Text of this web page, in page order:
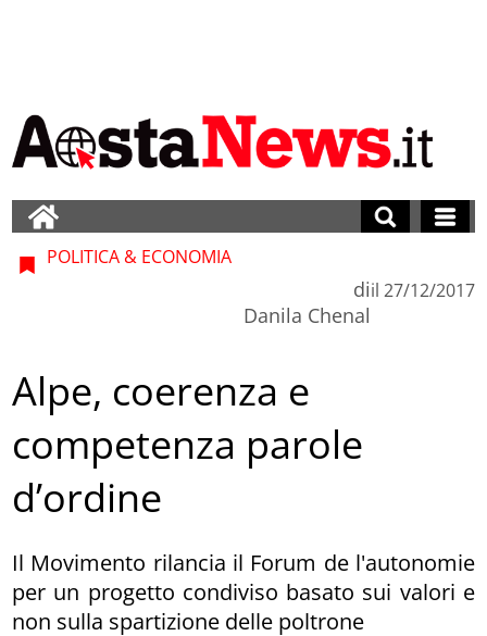
POLITICA & ECONOMIA
di
Danila Chenal
il 27/12/2017
Alpe, coerenza e
competenza parole
d’ordine
Il Movimento rilancia il Forum de l'autonomie
per un progetto condiviso basato sui valori e
non sulla spartizione delle poltrone